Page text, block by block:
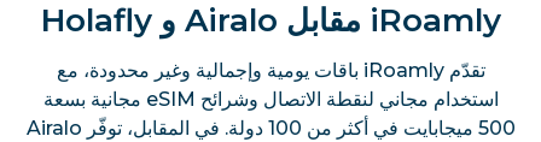
iRoamly مقابل Airalo و Holafly
تقدّم iRoamly باقات يومية وإجمالية وغير محدودة، مع
استخدام مجاني لنقطة الاتصال وشرائح eSIM مجانية بسعة
500 ميجابايت في أكثر من 100 دولة. في المقابل، توفّر Airalo